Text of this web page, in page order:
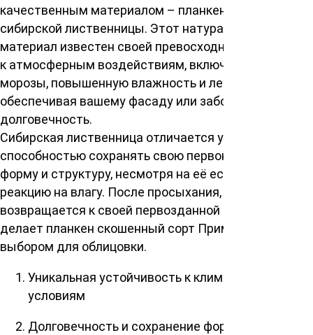
качественным материалом – планкен скошенный из
сибирской лиственницы. Этот натуральный
материал известен своей превосходной стойкостью
к атмосферным воздействиям, включая суровые
морозы, повышенную влажность и летнюю жару,
обеспечивая вашему фасаду или забору
долговечность.
Сибирская лиственница отличается уникальной
способностью сохранять свою первоначальную
форму и структуру, несмотря на её естественную
реакцию на влагу. После просыхания, древесина
возвращается к своей первозданной форме, что
делает планкен скошенный сорт Прима идеальным
выбором для облицовки.
Уникальная устойчивость к климатическим
условиям
Долговечность и сохранение формы